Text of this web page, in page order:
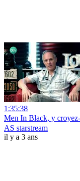
1:35:38
Men In Black, y
AS starstream
il y a 3 ans